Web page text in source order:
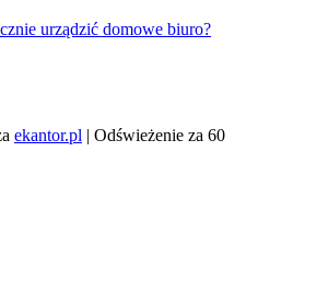
urządzić domowe biuro?
ekantor.pl | Odświeżenie za 60